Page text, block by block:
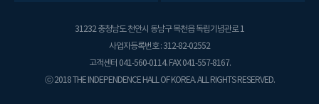
31232 충청남도 천안시 동남구 목천읍 독립기념관로 1
사업자등록번호 : 312-82-02552
고객센터 041-560-0114. FAX 041-557-8167.
ⓒ 2018 THE INDEPENDENCE HALL OF KOREA. ALL RIGHTS RESERVED.